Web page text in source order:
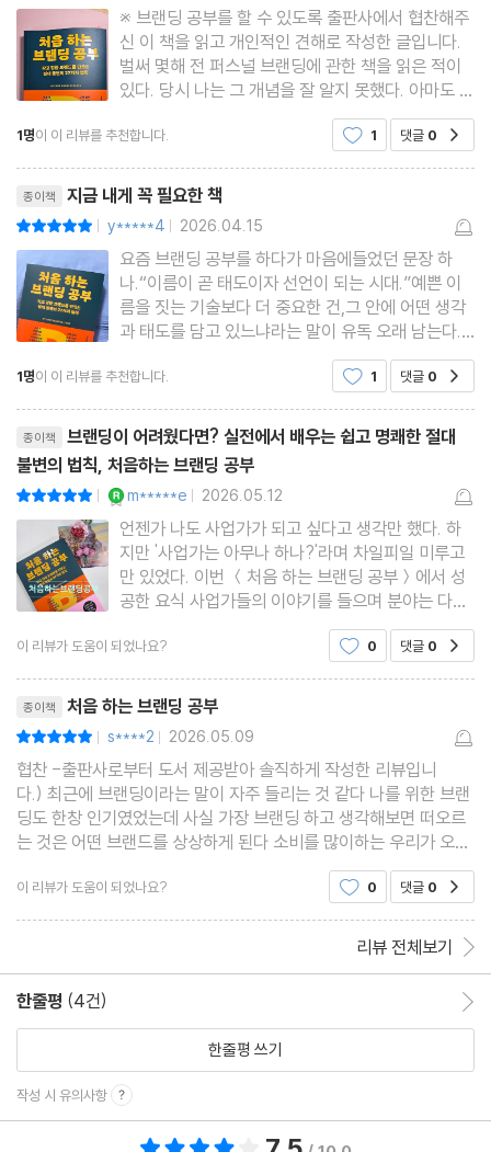
퍼펙트 타이밍 _ 번개처럼 오는 직감이 아니다
결핍 착시 _ 평수만 넓히면, 광고만 더 한다면?
원심력 _ 1호점이 대박나면 2호점은 필수일까
나가며. 배부른 장군이 되자
※ 브랜딩 공부를 할 수 있도록 출판사에서 협찬해주
신 이 책을 읽고 개인적인 견해로 작성한 글입니다.
벌써 몇해 전 퍼스널 브랜딩에 관한 책을 읽은 적이
있다. 당시 나는 그 개념을 잘 알지 못했다. 아마도 그
때 쏟아져나왔던 단어들이 아니었던가 싶은데 퍼스
널, 브랜딩, 자신만의, 색깔찾기 등과 같은 것들이 즐
가면서 그것이 무
1명이 이 리뷰를 추천합니다. 1 댓글 0
종이책 지금 내게 꼭 필요한 책
| y*****4 | 2026.04.15
요즘 브랜딩 공부를 하다가 마음에들었던 문장 하
나.“이름이 곧 태도이자 선언이 되는 시대.”예쁜 이
름을 짓는 기술보다 더 중요한 건,그 안에 어떤 생각
과 태도를 담고 있느냐라는 말이 유독 오래 남는다.
특히 슈퍼말차 사례가 인상 깊었다.브랜드가 겪는 시
행착오나 어려움을 숨기지 않고 드러내는 과정,그리
현실적으로 다가왔다.생
1명이 이 리뷰를 추천합니다. 1 댓글 0
종이책
브랜딩이 어려웠다면? 실전에서 배우는 쉽고 명쾌한 절대
불변의 법칙, 처음하는 브랜딩 공부
| m*****e | 2026.05.12
언젠가 나도 사업가가 되고 싶다고 생각만 했다. 하
지만 '사업가는 아무나 하나?'라며 차일피일 미루고
만 있었다. 이번 ＜처음 하는 브랜딩 공부＞에서 성
공한 요식 사업가들의 이야기를 들으며 분야는 다르
지만 나 또한 브랜딩에 참여하고 있다는 걸 다시금
깨닫고 내가 할 수 있는 브랜딩을 해보려 한다. 이처
람이 아니라도 브랜딩을
이 리뷰가 도움이 되었나요? 0 댓글 0
종이책 처음 하는 브랜딩 공부
| s****2 | 2026.05.09
협찬 -출판사로부터 도서 제공받아 솔직하게 작성한 리뷰입니
다.) 최근에 브랜딩이라는 말이 자주 들리는 것 같다 나를 위한 브랜
딩도 한창 인기였었는데 사실 가장 브랜딩 하고 생각해보면 떠오르
는 것은 어떤 브랜드를 상상하게 된다 소비를 많이하는 우리가 오늘
은 어느 브랜드롤 찾게 될지 항상 고민이고 걱정인데 이와 반대로 여
러 브랜딩 업체에서는 어떻게 하면 좋은 마케팅을 해
이 리뷰가 도움이 되었나요? 0 댓글 0
리뷰 전체보기
한줄평 (4건)
한줄평 쓰기
작성 시 유의사항